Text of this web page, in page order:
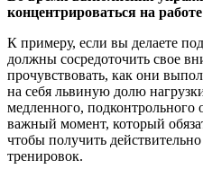
концентрироваться на
К примеру, если вы делаете
должны сосредоточить свое
прочувствовать, как они
на себя львиную долю
медленного, подконтрольного
важный момент, который
чтобы получить
тренировок.